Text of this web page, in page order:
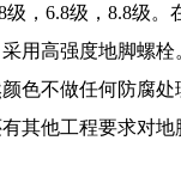
级，6.8级，8.8级。
用高强度地脚螺
色不做任何防腐
其他工程要求对